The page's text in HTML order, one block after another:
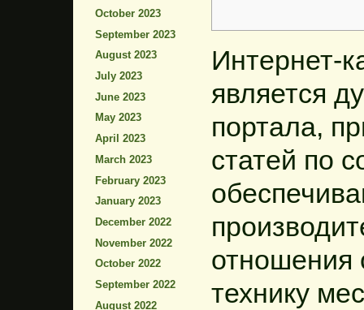
Интернет-
является
портала,
статей по
отношения
технику
October 2023
September 2023
August 2023
July 2023
June 2023
May 2023
April 2023
March 2023
February 2023
January 2023
December 2022
November 2022
October 2022
September 2022
August 2022